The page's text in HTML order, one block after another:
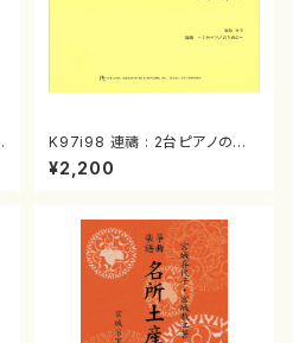
K97i98 連禱 : 2台ピアノのた
めの（2 Pianos / 菊池 幸夫 /
楽譜）
¥2,200